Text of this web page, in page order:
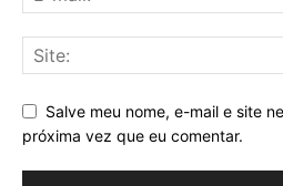
Salve meu nome, e-mail e site
próxima vez que eu comentar.